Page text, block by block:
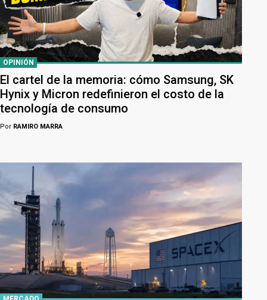
OPINIÓN
El cartel de la memoria: cómo Samsung, SK
Hynix y Micron redefinieron el costo de la
tecnología de consumo
Por RAMIRO MARRA